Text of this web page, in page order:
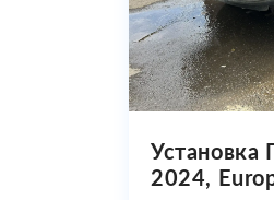
Установка
2024,